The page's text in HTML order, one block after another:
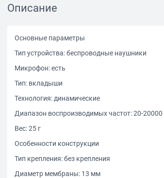
Описание
Основные параметры
Тип устройства: беспроводные наушники
Микрофон: есть
Тип: вкладыши
Технология: динамические
Диапазон воспроизводимых частот: 20-20000
Вес: 25 г
Особенности конструкции
Тип крепления: без крепления
Диаметр мембраны: 13 мм